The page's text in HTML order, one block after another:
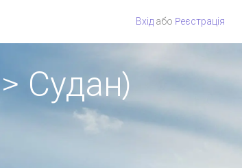
Вхід або Pеєстрація
Судан)